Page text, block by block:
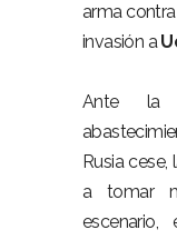
arma
invasión a
Ante la
Rusia
a tomar